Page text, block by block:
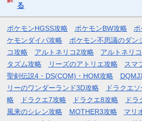
る
ポケモンHGSS攻略 ポケモンBW攻略
ケモンダイパ攻略
ポケモン不思議のダン
コ攻略
アルトネリコ2攻略 アルトネリ
タズム攻略
リーズのアトリエ攻略 スマ
聖剣伝説4・DS(COM)・HOM攻略
DQMJ
リーのワンダーランド3D攻略
ドラクエ
略
ドラクエ7攻略 ドラクエ8攻略 ド
風来のシレン攻略
MOTHER3攻略 マリ